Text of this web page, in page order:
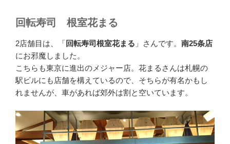
回転寿司 根室花まる
2店舗目は、「 回転寿司根室花まる 」さんです。 南25条店
にお邪魔しました。
こちらも東京に進出のメジャー店。花まるさんは札幌の
駅ビルにも店舗を構えているので、そちらが有名かもし
れませんが、車があれば郊外は割と空いています。